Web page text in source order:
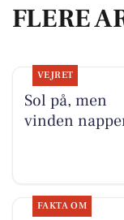
FLERE
VEJRET
Sol på, men
vinden
FAKTA OM